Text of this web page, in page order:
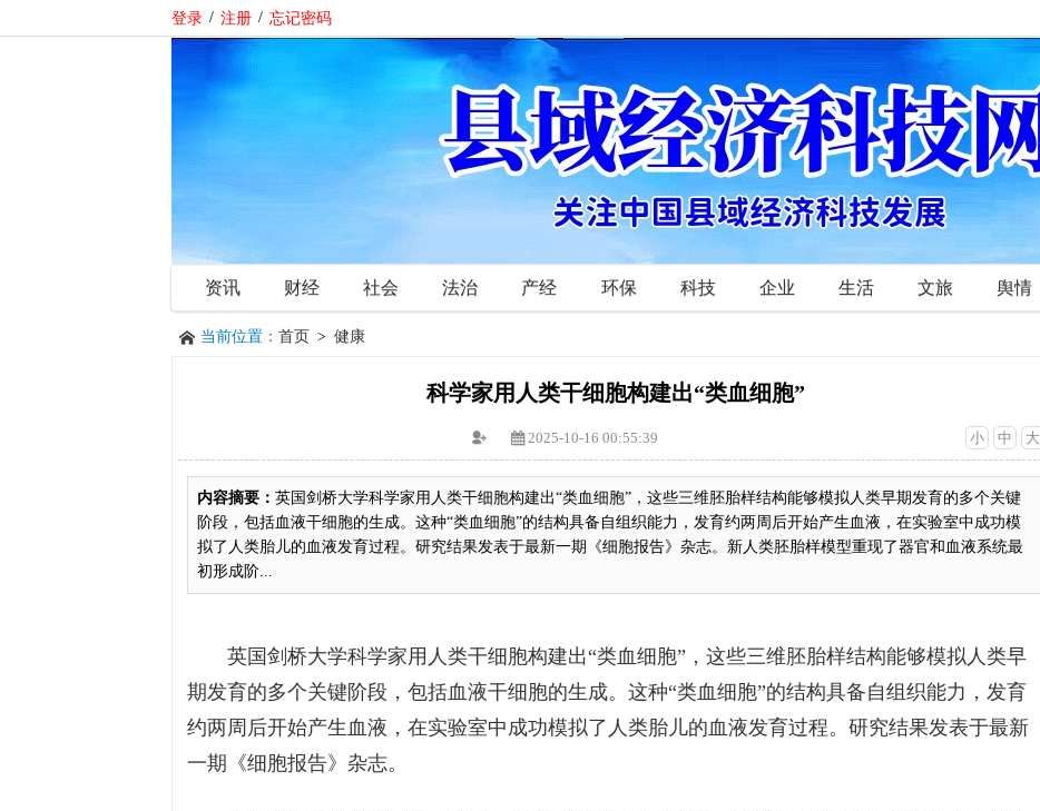
登录 / 注册 / 忘记密码
资讯 财经 社会 法治 产经 环保 科技 企业 生活 文旅 舆情
当前位置： 首页 > 健康
科学家用人类干细胞构建出“类血细胞”
小 中 大
2025-10-16 00:55:39
内容摘要： 英国剑桥大学科学家用人类干细胞构建出“类血细胞”，这些三维胚胎样结构能够模拟人类早期发育的多个关键
阶段，包括血液干细胞的生成。这种“类血细胞”的结构具备自组织能力，发育约两周后开始产生血液，在实验室中成功模
拟了人类胎儿的血液发育过程。研究结果发表于最新一期《细胞报告》杂志。新人类胚胎样模型重现了器官和血液系统最
初形成阶...
英国剑桥大学科学家用人类干细胞构建出“类血细胞”，这些三维胚胎样结构能够模拟人类早
期发育的多个关键阶段，包括血液干细胞的生成。这种“类血细胞”的结构具备自组织能力，发育
约两周后开始产生血液，在实验室中成功模拟了人类胎儿的血液发育过程。研究结果发表于最新
一期《细胞报告》杂志。